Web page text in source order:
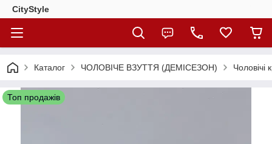
CityStylе
Каталог ЧОЛОВІЧЕ ВЗУТТЯ (ДЕМІСЕЗОН) Чоловічі
Топ продажів